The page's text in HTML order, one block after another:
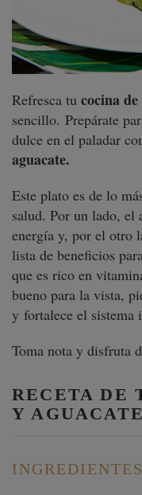
Refresca tu cocina
sencillo. Prepárate
dulce en el paladar
aguacate.
Este plato es de lo
salud. Por un lado, el
energía y, por el otro
lista de beneficios
que es rico en
bueno para la vista,
y fortalece el sistema
Toma nota y disfruta
RECETA DE
Y AGUACATE
INGREDIENTES